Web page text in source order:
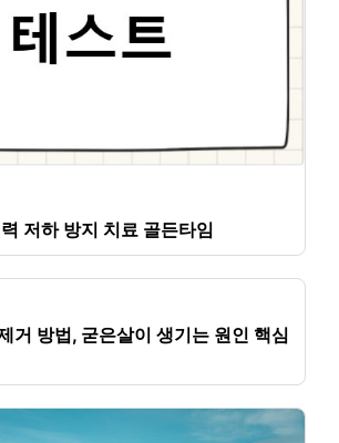
저하 방지 치료 골든타임
거 방법, 굳은살이 생기는 원인 핵심